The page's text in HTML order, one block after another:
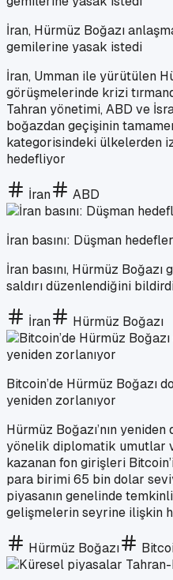
İran, Hürmüz Boğazı
gemilerine yasak istedi
İran, Umman ile yürütülen
görüşmelerinde krizi
Tahran yönetimi, ABD ve
boğazdan geçişinin
kategorisindeki ülkelerden
hedefliyor
İran ABD
İran basını: Düşman
İran basını, Hürmüz
saldırı düzenlendiğini
İran Hürmüz Boğazı
Bitcoin’de Hürmüz Boğazı
yeniden zorlanıyor
Hürmüz Boğazı’nın
yönelik diplomatik umutlar
kazanan fon girişleri
para birimi 65 bin dolar
piyasanın genelinde
gelişmelerin seyrine ilişkin
Hürmüz Boğazı